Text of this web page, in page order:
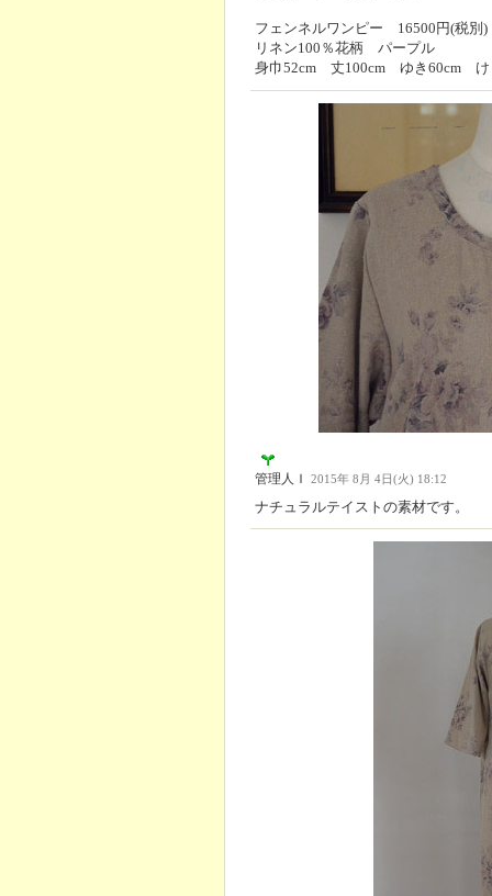
フェンネルワンピー 16500円(税別)
リネン100％花柄 パープル
身巾52cm 丈100cm ゆき60cm け
管理人Ｉ 2015年 8月 4日(火) 18:12
ナチュラルテイストの素材です。